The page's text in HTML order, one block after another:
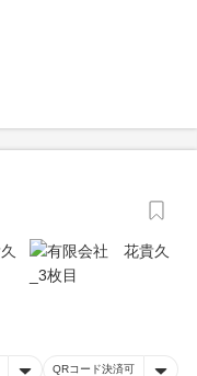
QRコード決済可